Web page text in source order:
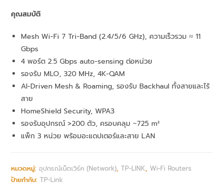
คุณสมบัติ
Mesh Wi-Fi 7 Tri-Band (2.4/5/6 GHz), ความเร็วรวม ≈ 11
Gbps
4 พอร์ต 2.5 Gbps auto-sensing ต่อหน่วย
รองรับ MLO, 320 MHz, 4K-QAM
AI-Driven Mesh & Roaming, รองรับ Backhaul ทั้งสายและไร้
สาย
HomeShield Security, WPA3
รองรับอุปกรณ์ >200 ตัว, ครอบคลุม ~725 m²
แพ็ก 3 หน่วย พร้อมอะแดปเตอร์และสาย LAN
หมวดหมู่:อุปกรณ์เน็ตเวิร์ค (Network),TP-LINK,Wi-Fi Routers
ป้ายกำกับ:TP-Link